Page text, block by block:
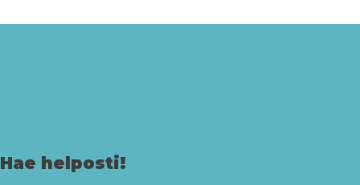
Hae helposti!